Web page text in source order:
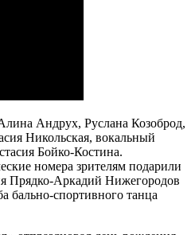
Андрух, Руслана Козоброд,
Никольская, вокальный
Бойко-Костина.
номера зрителям подарили
Прядко-Аркадий Нижегородов
бально-спортивного танца